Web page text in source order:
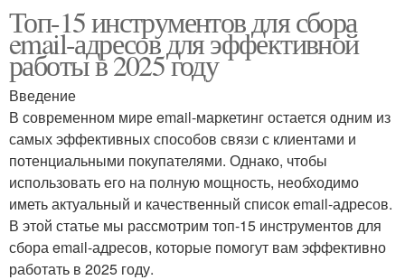
Топ-15 инструментов для сбора
email-адресов для эффективной
работы в 2025 году
Введение
В современном мире email-маркетинг остается одним из
самых эффективных способов связи с клиентами и
потенциальными покупателями. Однако, чтобы
использовать его на полную мощность, необходимо
иметь актуальный и качественный список email-адресов.
В этой статье мы рассмотрим топ-15 инструментов для
сбора email-адресов, которые помогут вам эффективно
работать в 2025 году.